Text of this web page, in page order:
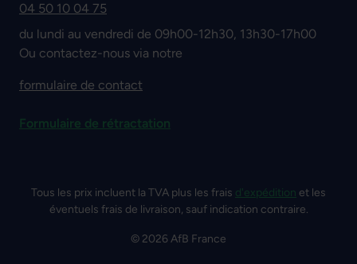
04 50 10 04 75
du lundi au vendredi de 09h00-12h30, 13h30-17h00
Ou contactez-nous via notre
formulaire de contact
Formulaire de rétractation
Tous les prix incluent la TVA plus les frais d'expédition et les
éventuels frais de livraison, sauf indication contraire.
© 2026 AfB France